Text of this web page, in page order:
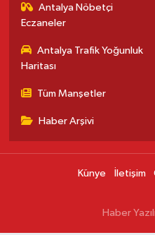
Antalya Nöbetçi
Eczaneler
Antalya Trafik Yoğunluk
Haritası
Tüm Manşetler
Haber Arşivi
Künye İletişim
Haber